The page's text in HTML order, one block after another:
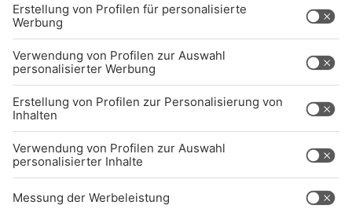
Sendeempfang
Über uns
BARRIEREFREIHEIT: WIR ARBEITEN DERZEIT
AKTIV DARAN, UNSERE WEBSITE
BARRIEREFREI ZU GESTALTEN - GEMÄSS D
EN ANFORDERUNGEN DES B
ARRIEREFREIHEITSSTÄRKUNGSGESETZES. W
ENN SIE AUF BARRIEREN STOSSEN ODER UN